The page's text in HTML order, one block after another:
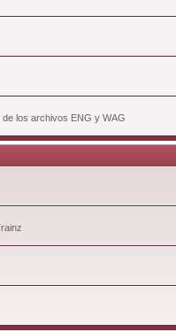
los archivos ENG y WAG